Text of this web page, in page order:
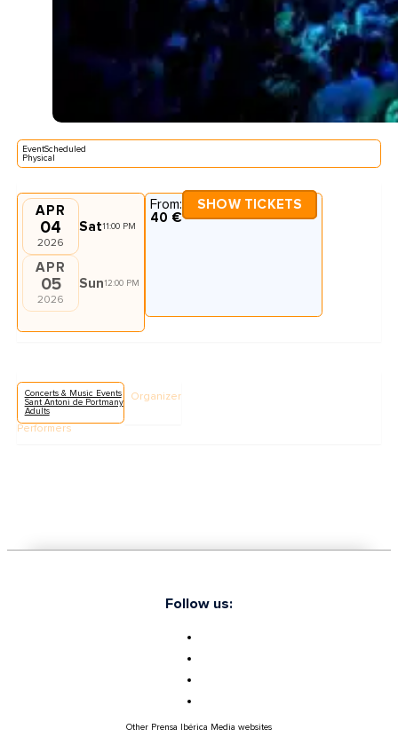
EventScheduled
Physical
APR
04
2026
Sat11:00 PM
APR
05
2026
Sun 12:00 PM
From:
40 €
SHOW TICKETS
Concerts & Music Events
Sant Antoni de Portmany
Adults
Performers
Organizer
Follow us:
Other Prensa Ibérica Media websites